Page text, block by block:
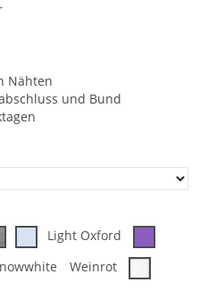
Nähten
und Bund
Light Oxford
Weinrot